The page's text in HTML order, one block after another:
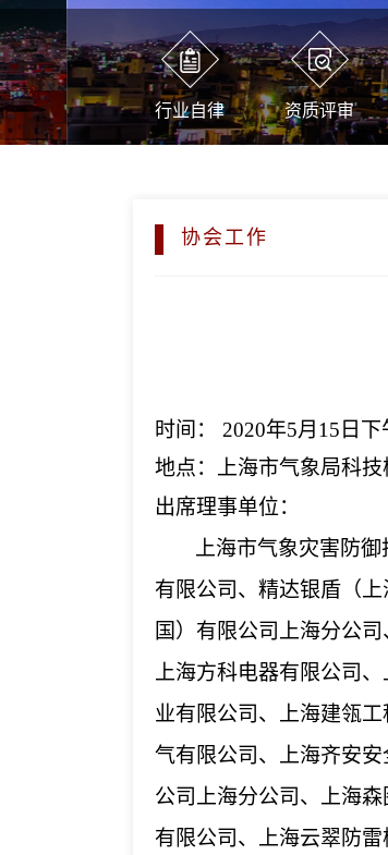
行业自律 资质评审
协会工作
时间：
2020年5月15日下
地点：
上海市气象局科
出席理事单位：
上海市气象灾害防
有限公司、精达银盾（
国）有限公司上海分公司
上海方科电器有限公司
业有限公司、上海建瓴
气有限公司、上海齐安
公司上海分公司、上海
有限公司、上海云翠防